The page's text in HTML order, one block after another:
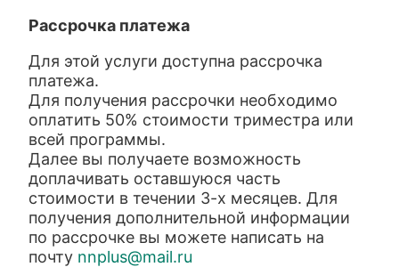
Рассрочка платежа
Для этой услуги доступна рассрочка
платежа.
Для получения рассрочки необходимо
оплатить 50% стоимости триместра или
всей программы.
Далее вы получаете возможность
доплачивать оставшуюся часть
стоимости в течении 3-х месяцев. Для
получения дополнительной информации
по рассрочке вы можете написать на
почту nnplus@mail.ru